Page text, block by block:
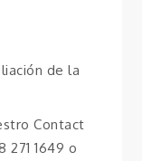
de la
Contact
271 1649 o